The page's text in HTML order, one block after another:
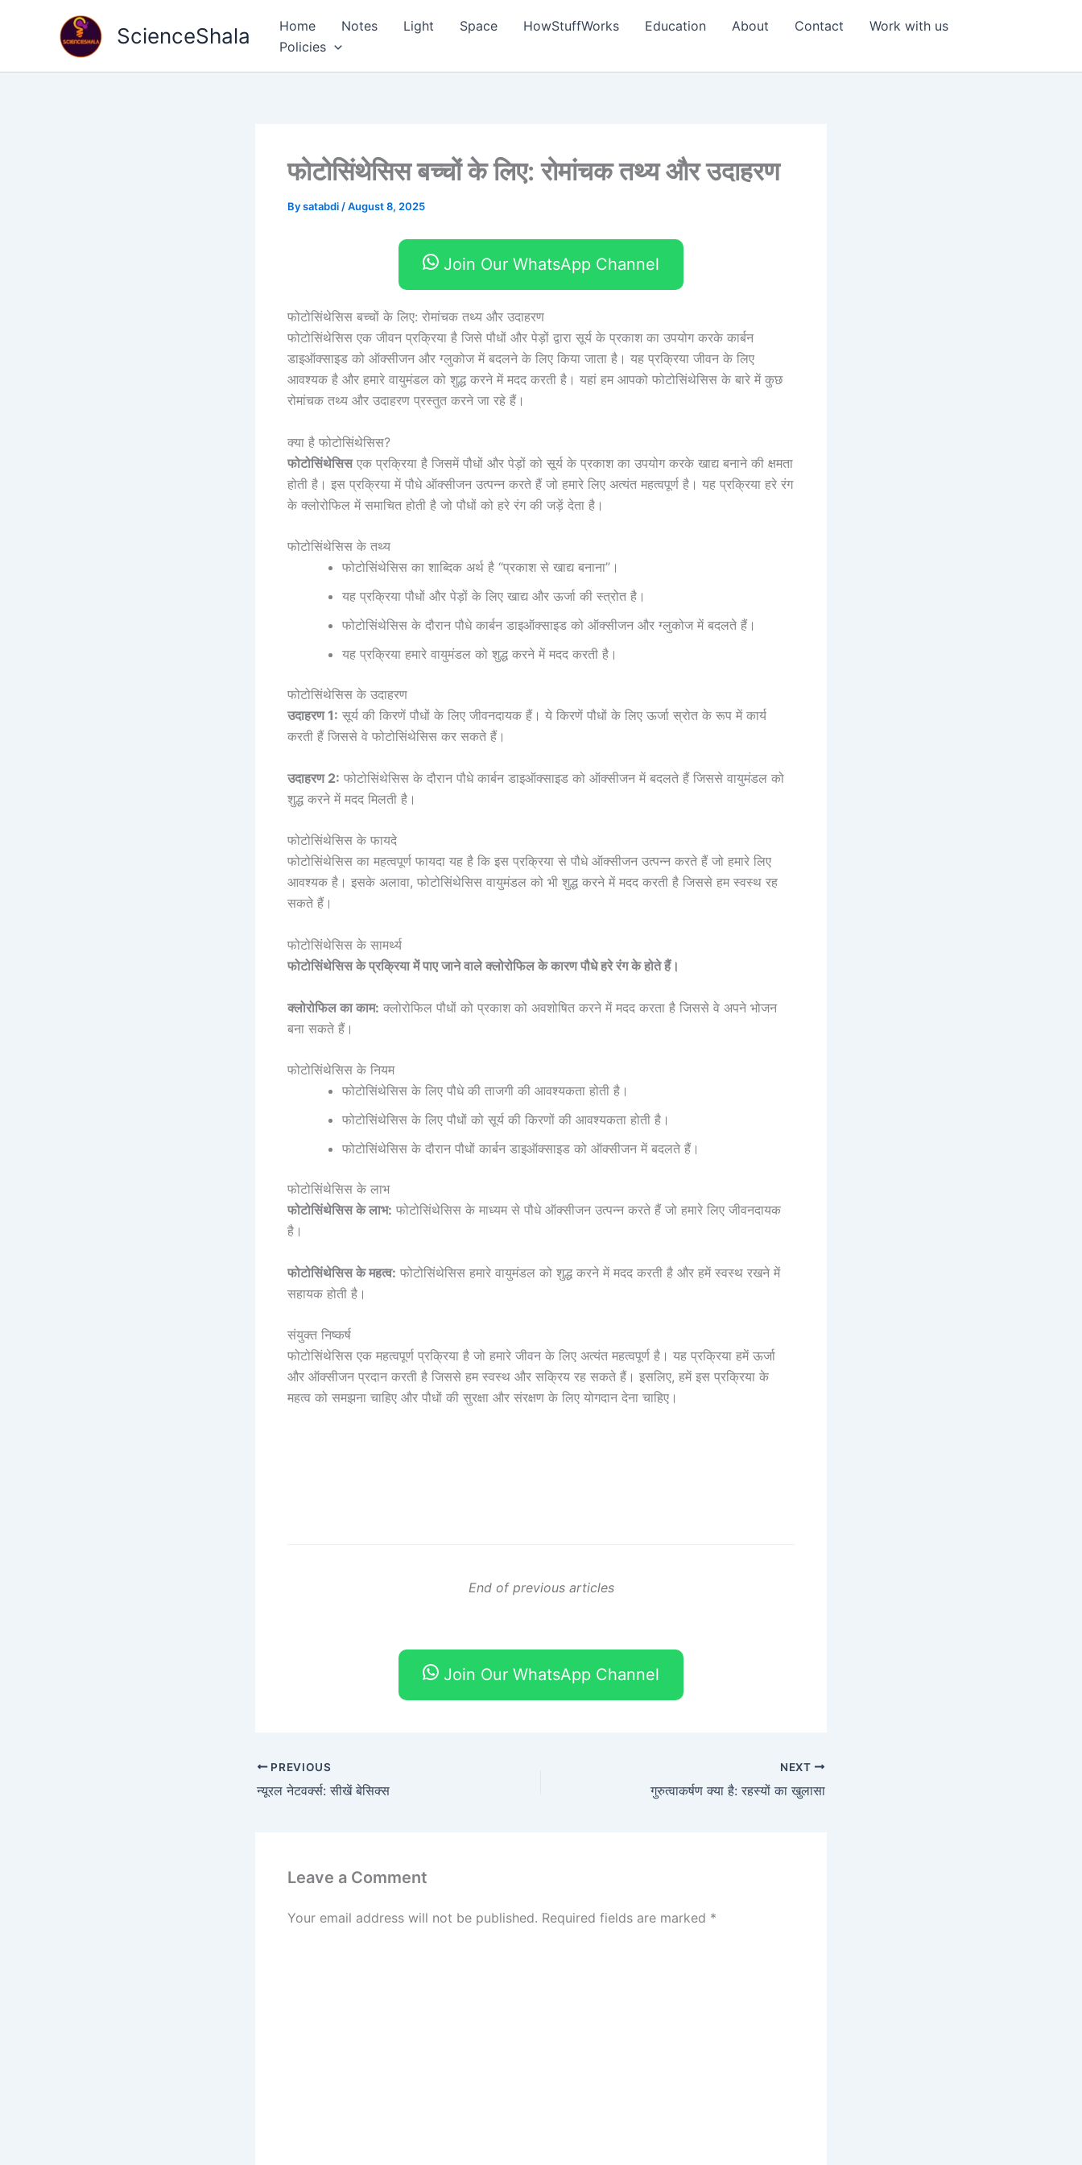
ScienceShala Home Notes Light Space HowStuffWorks Education About Contact
Work with us
Policies
फोटोसिंथेसिस बच्चों के लिए: रोमांचक तथ्य और उदाहरण
Bysatabdi /August 8, 2025
Join Our WhatsApp Channel
फोटोसिंथेसिस बच्चों के लिए: रोमांचक तथ्य और उदाहरण
फोटोसिंथेसिस एक जीवन प्रक्रिया है जिसे पौधों और पेड़ों द्वारा सूर्य के प्रकाश का उपयोग करके कार्बन
डाइऑक्साइड को ऑक्सीजन और ग्लुकोज में बदलने के लिए किया जाता है। यह प्रक्रिया जीवन के लिए
आवश्यक है और हमारे वायुमंडल को शुद्ध करने में मदद करती है। यहां हम आपको फोटोसिंथेसिस के बारे में कुछ
रोमांचक तथ्य और उदाहरण प्रस्तुत करने जा रहे हैं।
क्या है फोटोसिंथेसिस?
फोटोसिंथेसिसएक प्रक्रिया है जिसमें पौधों और पेड़ों को सूर्य के प्रकाश का उपयोग करके खाद्य बनाने की क्षमता
होती है। इस प्रक्रिया में पौधे ऑक्सीजन उत्पन्न करते हैं जो हमारे लिए अत्यंत महत्वपूर्ण है। यह प्रक्रिया हरे रंग
के क्लोरोफिल में समाचित होती है जो पौधों को हरे रंग की जड़ें देता है।
फोटोसिंथेसिस के तथ्य
फोटोसिंथेसिस का शाब्दिक अर्थ है “प्रकाश से खाद्य बनाना”।
यह प्रक्रिया पौधों और पेड़ों के लिए खाद्य और ऊर्जा की स्त्रोत है।
फोटोसिंथेसिस के दौरान पौधे कार्बन डाइऑक्साइड को ऑक्सीजन और ग्लुकोज में बदलते हैं।
यह प्रक्रिया हमारे वायुमंडल को शुद्ध करने में मदद करती है।
फोटोसिंथेसिस के उदाहरण
उदाहरण 1: सूर्य की किरणें पौधों के लिए जीवनदायक हैं। ये किरणें पौधों के लिए ऊर्जा स्रोत के रूप में कार्य
करती हैं जिससे वे फोटोसिंथेसिस कर सकते हैं।
उदाहरण 2: फोटोसिंथेसिस के दौरान पौधे कार्बन डाइऑक्साइड को ऑक्सीजन में बदलते हैं जिससे वायुमंडल को
शुद्ध करने में मदद मिलती है।
फोटोसिंथेसिस के फायदे
फोटोसिंथेसिस का महत्वपूर्ण फायदा यह है कि इस प्रक्रिया से पौधे ऑक्सीजन उत्पन्न करते हैं जो हमारे लिए
आवश्यक है। इसके अलावा, फोटोसिंथेसिस वायुमंडल को भी शुद्ध करने में मदद करती है जिससे हम स्वस्थ रह
सकते हैं।
फोटोसिंथेसिस के सामर्थ्य
फोटोसिंथेसिस के प्रक्रिया में पाए जाने वाले क्लोरोफिल के कारण पौधे हरे रंग के होते हैं।
क्लोरोफिल का काम: क्लोरोफिल पौधों को प्रकाश को अवशोषित करने में मदद करता है जिससे वे अपने भोजन
बना सकते हैं।
फोटोसिंथेसिस के नियम
फोटोसिंथेसिस के लिए पौधे की ताजगी की आवश्यकता होती है।
फोटोसिंथेसिस के लिए पौधों को सूर्य की किरणों की आवश्यकता होती है।
फोटोसिंथेसिस के दौरान पौधों कार्बन डाइऑक्साइड को ऑक्सीजन में बदलते हैं।
फोटोसिंथेसिस के लाभ
फोटोसिंथेसिस के लाभ: फोटोसिंथेसिस के माध्यम से पौधे ऑक्सीजन उत्पन्न करते हैं जो हमारे लिए जीवनदायक
है।
फोटोसिंथेसिस के महत्व: फोटोसिंथेसिस हमारे वायुमंडल को शुद्ध करने में मदद करती है और हमें स्वस्थ रखने में
सहायक होती है।
संयुक्त निष्कर्ष
फोटोसिंथेसिस एक महत्वपूर्ण प्रक्रिया है जो हमारे जीवन के लिए अत्यंत महत्वपूर्ण है। यह प्रक्रिया हमें ऊर्जा
और ऑक्सीजन प्रदान करती है जिससे हम स्वस्थ और सक्रिय रह सकते हैं। इसलिए, हमें इस प्रक्रिया के
महत्व को समझना चाहिए और पौधों की सुरक्षा और संरक्षण के लिए योगदान देना चाहिए।
End of previous articles
Join Our WhatsApp Channel
PREVIOUS
न्यूरल नेटवर्क्स: सीखें बेसिक्स
NEXT
गुरुत्वाकर्षण क्या है: रहस्यों का खुलासा
Leave a Comment
Your email address will not be published. Required fields are marked *